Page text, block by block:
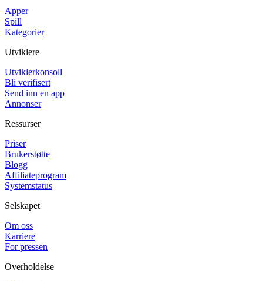
Apper
Spill
Kategorier
Utviklere
Utviklerkonsoll
Bli verifisert
Send inn en app
Annonser
Ressurser
Priser
Brukerstøtte
Blogg
Affiliateprogram
Systemstatus
Selskapet
Om oss
Karriere
For pressen
Overholdelse